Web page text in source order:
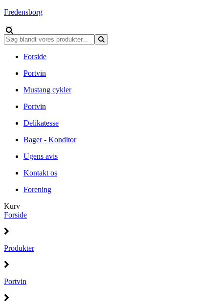
Fredensborg
Forside
Portvin
Mustang cykler
Portvin
Delikatesse
Bager - Konditor
Ugens avis
Kontakt os
Forening
Kurv
Forside
Produkter
Portvin